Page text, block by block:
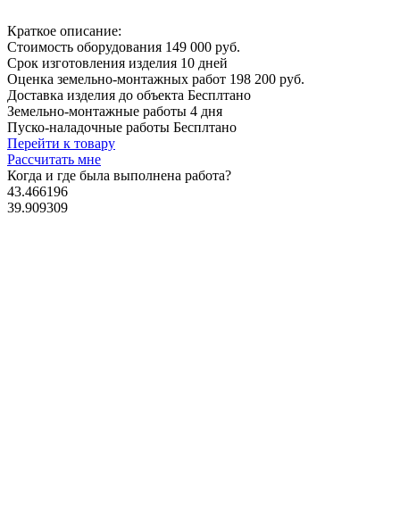
Краткое описание:
Стоимость оборудования 149 000 руб.
Срок изготовления изделия 10 дней
Оценка земельно-монтажных работ 198 200 руб.
Доставка изделия до объекта Бесплтано
Земельно-монтажные работы 4 дня
Пуско-наладочные работы Бесплтано
Перейти к товару
Рассчитать мне
Когда и где была выполнена работа?
43.466196
39.909309